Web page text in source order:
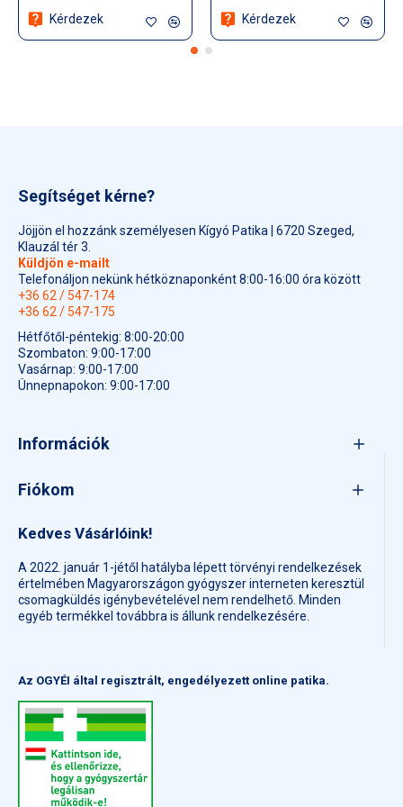
Kérdezek Kérdezek
Segítséget kérne?
Jöjjön el hozzánk személyesen Kígyó Patika | 6720 Szeged,
Klauzál tér 3.
Küldjön e-mailt
Telefonáljon nekünk hétköznaponként 8:00-16:00 óra között
+36 62 / 547-174
+36 62 / 547-175
Hétfőtől-péntekig: 8:00-20:00
Szombaton: 9:00-17:00
Vasárnap: 9:00-17:00
Ünnepnapokon: 9:00-17:00
Információk
Fiókom
Kedves Vásárlóink!
A 2022. január 1-jétől hatályba lépett törvényi rendelkezések
értelmében Magyarországon gyógyszer interneten keresztül
csomagküldés igénybevételével nem rendelhető. Minden
egyéb termékkel továbbra is állunk rendelkezésére.
Az OGYÉI által regisztrált, engedélyezett online patika.